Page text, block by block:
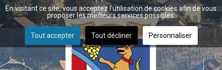
En visitant ce site, vous acceptez l'utilisation de cookies afin de vous
proposer les meilleurs services possibles.
Tout accepter Tout décliner Personnaliser